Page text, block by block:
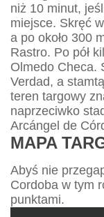
niż 10 minut,
miejsce. Skręć
a po około 300
Rastro. Po pół
Olmedo Checa.
Verdad, a
teren targowy
naprzeciwko
Arcángel de
MAPA
Abyś nie
Cordoba w tym
punktami.